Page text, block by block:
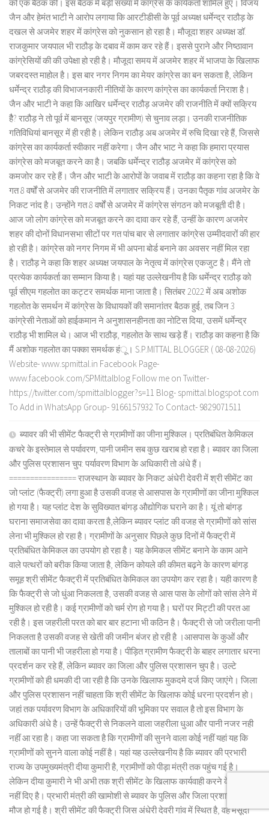
को एक बैठक की। इस बैठक में बड़ी संख्या में कांग्रेस के कार्यकर्ता शामिल हुए। विजय
जैन और हेमंत भाटी ने आरोप लगाया कि आरटीडीसी के पूर्व अध्यक्ष धर्मेन्द्र राठौड़ के
दखल से अजमेर शहर में कांग्रेस को नुकसान हो रहा है। मौजूदा शहर अध्यक्ष डॉ.
राजकुमार जयपाल भी राठौड़ के दबाव में काम कर रहे हैं। इससे पुराने और निष्ठावान
कांग्रेसियों की की उपेक्षा हो रही है। मौजूदा समय में अजमेर शहर में भाजपा के खिलाफ
जबरदस्त माहोल है। इस बार नगर निगम का मेयर कांग्रेस का बन सकता है, लेकिन
धर्मेन्द्र राठौड़ की विभाजनकारी नीतियों के कारण कांग्रेस का कार्यकर्ता निराश है।
जैन और भाटी ने कहा कि आखिर धर्मेन्द्र राठौड़ अजमेर की राजनीति में क्यों सक्रिय
हैै? राठौड़ ने तो पूर्व में बानसूर (जयपुर ग्रामीण) से चुनाव लड़ा। उनकी राजनीतिक
गतिविधियां बानसूर में ही रही है। लेकिन राठौड़ अब अजमेर में रुचि दिखा रहे हैं, जिससे
कांग्रेस का कार्यकर्ता स्वीकार नहीं करेगा। जैन और भाट ने कहा कि हमारा प्रयास
कांग्रेस को मजबूत करने का है। जबकि धर्मेन्द्र राठौड़ अजमेर में कांग्रेस को
कमजोर कर रहे हैं। जैन और भाटी के आरोपों के जवाब में राठौड़ का कहना रहा है कि वे
गत 8 वर्षों से अजमेर की राजनीति में लगातार सक्रिय हैं। उनका पैतृक गांव अजमेर के
निकट नांद है। उन्होंने गत 8 वर्षों से अजमेर में कांग्रेस संगठन को मजबूती दी है।
आज जो लोग कांग्रेस को मजबूत करने का दावा कर रहे हैं, उन्हीं के कारण अजमेर
शहर की दोनों विधानसभा सीटों पर गत पांच बार से लगातार कांग्रेस उम्मीदवारों की हार
हो रही है। कांग्रेस को नगर निगम में भी अपना बोर्ड बनाने का अवसर नहीं मिल रहा
है। राठौड़ ने कहा कि शहर अध्यक्ष जयपाल के नेतृत्व में कांग्रेस एकजुट है। मैंने तो
प्रत्येक कार्यकर्ता का सम्मान किया है। यहां यह उल्लेखनीय है कि धर्मेन्द्र राठौड़ को
पूर्व सीएम गहलोत का कट्टर समर्थक माना जाता है। सितंबर 2022 में अब अशोक
गहलोत के समर्थन में कांग्रेस के विधायकों की समानांतर बैठक हुई, तब जिन 3
कांग्रेसी नेताओं को हाईकमान ने अनुशासनहीनता का नोटिस दिया, उसमें धर्मेन्द्र
राठौड़ भी शामिल थे। आज भी राठौड़, गहलोत के साथ खड़े हैं। राठौड़ का कहना है कि
मैं अशोक गहलोत का पक्का समर्थक हंू। S.P.MITTAL BLOGGER ( 08-08-2026)
Website- www.spmittal.in Facebook Page-
www.facebook.com/SPMittalblog Follow me on Twitter-
https://twitter.com/spmittalblogger?s=11 Blog- spmittal.blogspot.com
To Add in WhatsApp Group- 9166157932 To Contact- 9829071511
ब्यावर की भी सीमेंट फैक्ट्री से ग्रामीणों का जीना मुश्किल। प्रतिबंधित केमिकल
कचरे के इस्तेमाल से पर्यावरण, पानी जमीन सब कुछ खराब हो रहा है। ब्यावर का जिला
और पुलिस प्रशासन चुप: पर्यावरण विभाग के अधिकारी तो अंधे हैं।
================ राजस्थान के ब्यावर के निकट अंधेरी देवरी में श्री सीमेंट का
जो प्लांट (फैक्ट्री) लगा हुआ है उसकी वजह से आसपास के ग्रामीणों का जीना मुश्किल
हो गया है। यह प्लांट देश के सुविख्यात बांगड़ औद्योगिक घराने का है। यूं तो बांगड़
घराना समाजसेवा का दावा करता है,लेकिन ब्यावर प्लांट की वजह से ग्रामीणों को सांस
लेना भी मुश्किल हो रहा है। ग्रामीणों के अनुसार पिछले कुछ दिनों में फैक्ट्री में
प्रतिबंधित केमिकल का उपयोग हो रहा है। यह केमिकल सीमेंट बनाने के काम आने
वाले पत्थरों को बरीक किया जाता है, लेकिन कोयले की कीमत बढ़ने के कारण बांगड़
समूह श्री सीमेंट फैक्ट्री में प्रतिबंधित केमिकल का उपयोग कर रहा है। यही कारण है
कि फैक्ट्री से जो धुंआ निकलता है, उसकी वजह से आस पास के लोगों को सांस लेने में
मुश्किल हो रही है। कई ग्रामीणों को चर्म रोग हो गया है। घरों पर मिट्टी की परत आ
रही है। इस जहरीली परत को बार बार हटाना भी कठिन है। फैक्ट्री से जो जरीला पानी
निकलता है उसकी वजह से खेती की जमीन बंजर हो रही है ।आसपास के कुओं और
तालाबों का पानी भी जहरीला हो गया है। पीड़ित ग्रामीण फैक्ट्री के बाहर लगातार धरना
प्रदर्शन कर रहे हैं, लेकिन ब्यावर का जिला और पुलिस प्रशासन चुप है। उल्टे
ग्रामीणों को ही धमकी दी जा रही है कि उनके खिलाफ मुकदमे दर्ज किए जाएंगे। जिला
और पुलिस प्रशासन नहीं चाहता कि श्री सीमेंट के खिलाफ कोई धरना प्रदर्शन हो।
जहां तक पर्यावरण विभाग के अधिकारियों की भूमिका पर सवाल है तो इस विभाग के
अधिकारी अंधे है। उन्हें फैक्ट्री से निकलने वाला जहरीला धुआ और पानी नजर नही
नहीं आ रहा है। कहा जा सकता है कि ग्रामीणों की सुनने वाला कोई नहीं यहां यह कि
ग्रामीणों को सुनने वाला कोई नहीं है। यहां यह उल्लेखनीय है कि ब्यावर की प्रभारी
राज्य के उपमुख्यमंत्री दीया कुमारी है, ग्रामीणों को पीड़ा मंत्री तक पहुंच गई है।
लेकिन दीया कुमारी ने भी अभी तक श्री सीमेंट के खिलाफ कार्यवाही करने के निर्देश
नहीं दिए है। प्रभारी मंत्री की खामोशी से ब्यावर के पुलिस और जिला प्रशासन की
मौज हो गई है। श्री सीमेंट की फैक्ट्री जिस अंधेरी देवरी गांव में स्थित है, वह मसूदा